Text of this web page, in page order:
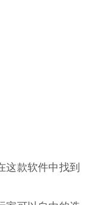
这款软件中找到